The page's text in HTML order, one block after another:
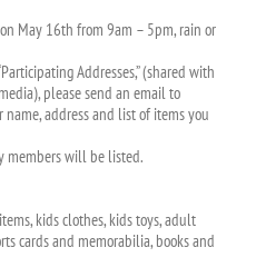
May 16th from 9am – 5pm, rain or
Addresses,” (shared with
please send an email to
address and list of items you
members will be listed.
kids clothes, kids toys, adult
cards and memorabilia, books and